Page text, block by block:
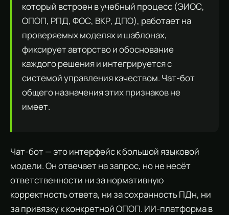
который встроен в учебный процесс (ЭИОС,
ОПОП, РПД, ФОС, ВКР, ДПО), работает на
проверяемых моделях и шаблонах,
фиксирует авторство и обоснование
каждого решения и интегрируется с
системой управления качеством. Чат-бот
общего назначения этих признаков не
имеет.
Чат-бот — это интерфейс к большой языковой
модели. Он отвечает на запрос, но не несёт
ответственности ни за нормативную
корректность ответа, ни за сохранность ПДн, ни
за привязку к конкретной ОПОП. ИИ-платформа в